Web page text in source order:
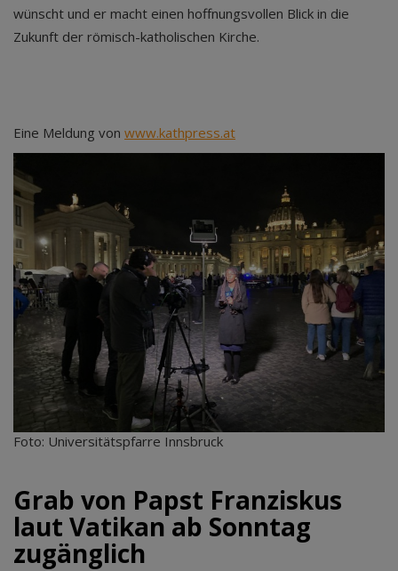
wünscht und er macht einen hoffnungsvollen Blick in die
Zukunft der römisch-katholischen Kirche.
Eine Meldung von www.kathpress.at
Foto: Universitätspfarre Innsbruck
Grab von Papst Franziskus
laut Vatikan ab Sonntag
zugänglich